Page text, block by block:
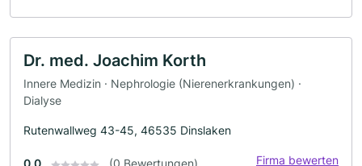
Dr. med. Joachim Korth
Innere Medizin · Nephrologie (Nierenerkrankungen) ·
Dialyse
Rutenwallweg 43-45, 46535 Dinslaken
Firma bewerten